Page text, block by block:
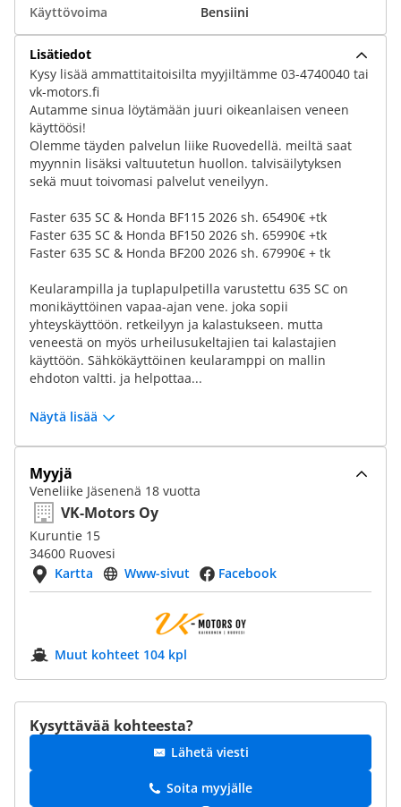
Käyttövoima
Bensiini
Lisätiedot
Kysy lisää ammattitaitoisilta myyjiltämme 03-4740040 tai
vk-motors.fi
Autamme sinua löytämään juuri oikeanlaisen veneen
käyttöösi!
Olemme täyden palvelun liike Ruovedellä. meiltä saat
myynnin lisäksi valtuutetun huollon. talvisäilytyksen
sekä muut toivomasi palvelut veneilyyn.
Faster 635 SC & Honda BF115 2026 sh. 65490€ +tk
Faster 635 SC & Honda BF150 2026 sh. 65990€ +tk
Faster 635 SC & Honda BF200 2026 sh. 67990€ + tk
Keularampilla ja tuplapulpetilla varustettu 635 SC on
monikäyttöinen vapaa-ajan vene. joka sopii
yhteyskäyttöön. retkeilyyn ja kalastukseen. mutta
veneestä on myös urheilusukeltajien tai kalastajien
käyttöön. Sähkökäyttöinen keularamppi on mallin
ehdoton valtti. ja helpottaa...
Näytä lisää
Myyjä
Veneliike Jäsenenä 18 vuotta
VK-Motors Oy
Kuruntie 15
34600 Ruovesi
Kartta
Www-sivut Facebook
Muut kohteet 104 kpl
Kysyttävää kohteesta?
Lähetä viesti
Soita myyjälle